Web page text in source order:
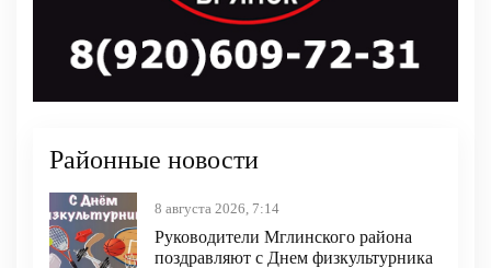
Районные новости
8 августа 2026, 7:14
Руководители Мглинского района
поздравляют с Днем физкультурника